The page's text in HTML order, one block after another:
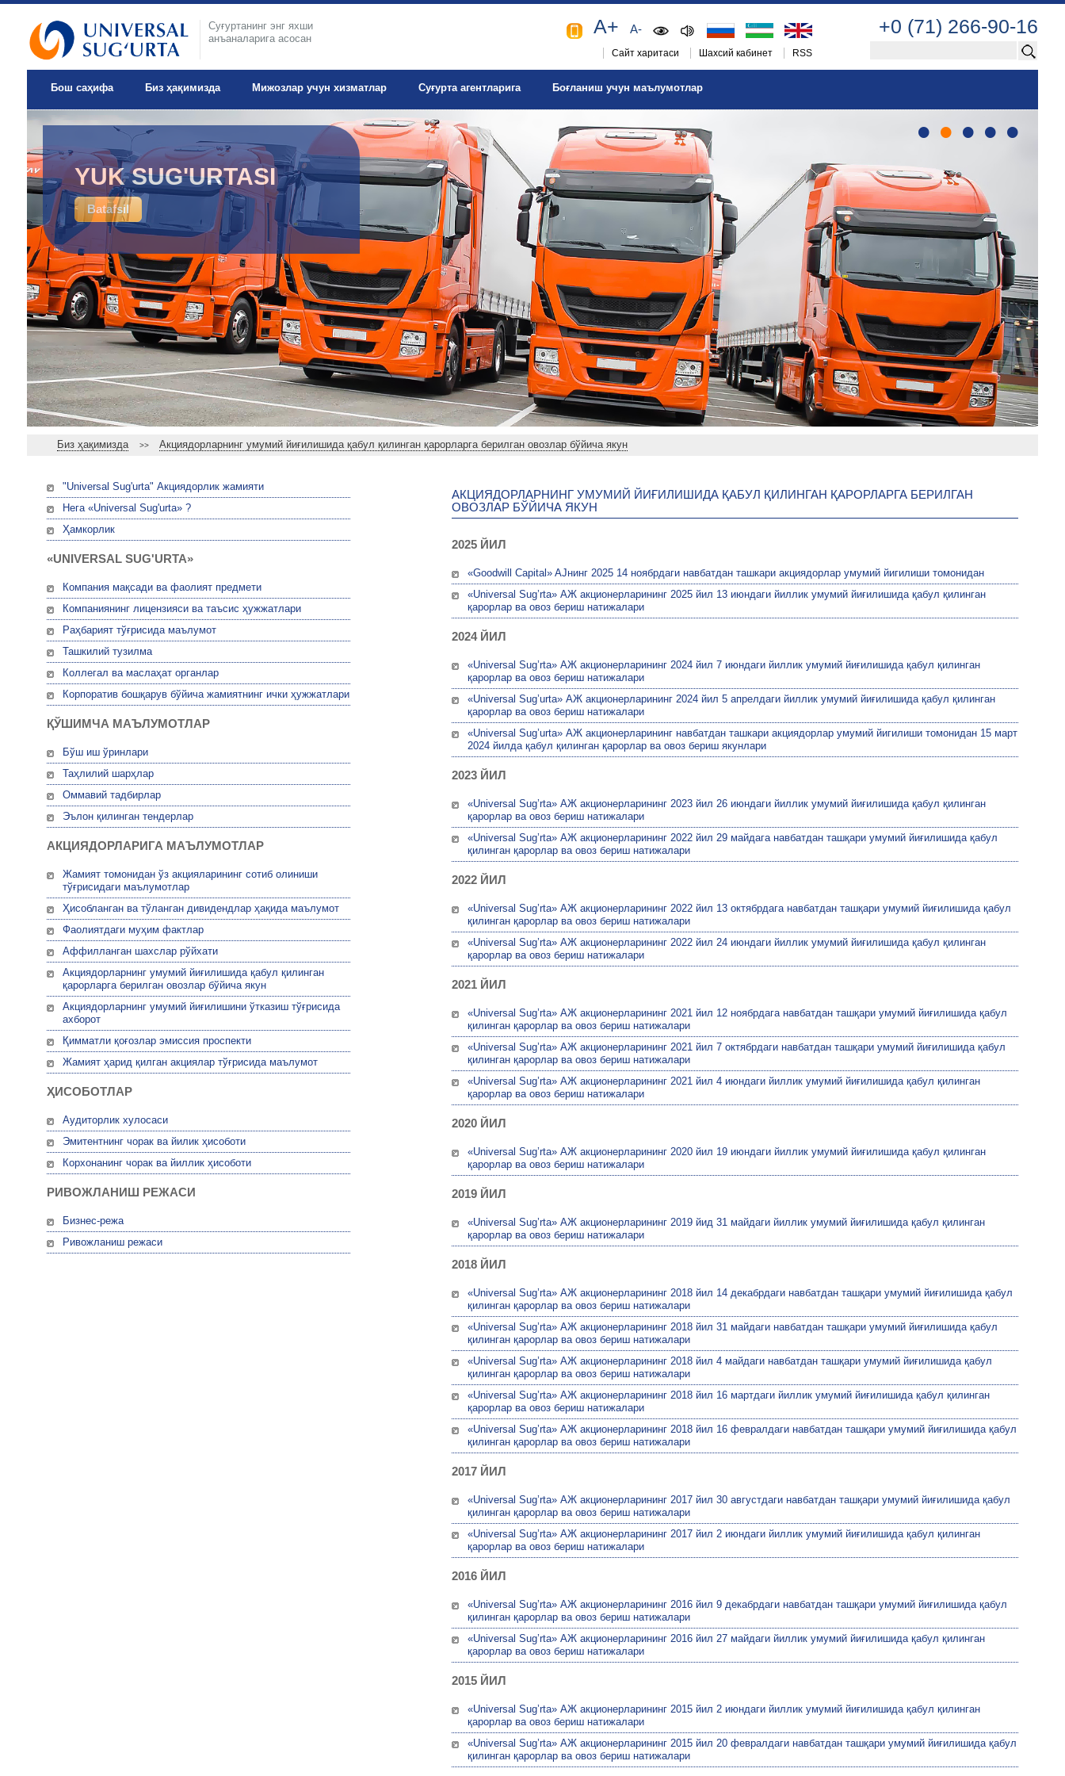
Суғуртанинг энг яхши
анъаналарига асосан
+0 (71) 266-90-16
A+ A-
Сайт харитаси Шахсий кабинет RSS
Бош саҳифа Биз ҳақимизда Мижозлар учун хизматлар Суғурта агентларига Боғланиш учун маълумотлар
IXTIYORIY TIBBIY
SUG'URTA
Batafsil
YUK SUG'URTASI
Batafsil
• • • • •
Биз ҳақимизда >> Акциядорларнинг умумий йиғилишида қабул қилинган қарорларга берилган овозлар бўйича якун
"Universal Sug'urta" Акциядорлик жамияти
Нега «Universal Sug'urta» ?
Ҳамкорлик
«UNIVERSAL SUG'URTA»
Компания мақсади ва фаолият предмети
Компаниянинг лицензияси ва таъсис ҳужжатлари
Раҳбарият тўғрисида маълумот
Ташкилий тузилма
Коллегал ва маслаҳат органлар
Корпоратив бошқарув бўйича жамиятнинг ички ҳужжатлари
ҚЎШИМЧА МАЪЛУМОТЛАР
Бўш иш ўринлари
Таҳлилий шарҳлар
Оммавий тадбирлар
Эълон қилинган тендерлар
АКЦИЯДОРЛАРИГА МАЪЛУМОТЛАР
Жамият томонидан ўз акцияларининг сотиб олиниши
тўғрисидаги маълумотлар
Ҳисобланган ва тўланган дивидендлар ҳақида маълумот
Фаолиятдаги муҳим фактлар
Аффилланган шахслар рўйхати
Акциядорларнинг умумий йиғилишида қабул қилинган
қарорларга берилган овозлар бўйича якун
Акциядорларнинг умумий йиғилишини ўтказиш тўғрисида
ахборот
Қимматли қоғозлар эмиссия проспекти
Жамият ҳарид қилган акциялар тўғрисида маълумот
ҲИСОБОТЛАР
Аудиторлик хулосаси
Эмитентнинг чорак ва йилик ҳисоботи
Корхонанинг чорак ва йиллик ҳисоботи
РИВОЖЛАНИШ РЕЖАСИ
Бизнес-режа
Ривожланиш режаси
АКЦИЯДОРЛАРНИНГ УМУМИЙ ЙИҒИЛИШИДА ҚАБУЛ ҚИЛИНГАН ҚАРОРЛАРГА БЕРИЛГАН
ОВОЗЛАР БЎЙИЧА ЯКУН
2025 ЙИЛ
«Goodwill Capital» AJнинг 2025 14 ноябрдаги навбатдан ташкари акциядорлар умумий йигилиши томонидан
«Universal Sug’rta» АЖ акционерларининг 2025 йил 13 июндаги йиллик умумий йиғилишида қабул қилинган
қарорлар ва овоз бериш натижалари
2024 ЙИЛ
«Universal Sug’rta» АЖ акционерларининг 2024 йил 7 июндаги йиллик умумий йиғилишида қабул қилинган
қарорлар ва овоз бериш натижалари
«Universal Sug’urta» АЖ акционерларининг 2024 йил 5 апрелдаги йиллик умумий йиғилишида қабул қилинган
қарорлар ва овоз бериш натижалари
«Universal Sug’urta» АЖ акционерларининг навбатдан ташкари акциядорлар умумий йигилиши томонидан 15 март
2024 йилда қабул қилинган қарорлар ва овоз бериш якунлари
2023 ЙИЛ
«Universal Sug’rta» АЖ акционерларининг 2023 йил 26 июндаги йиллик умумий йиғилишида қабул қилинган
қарорлар ва овоз бериш натижалари
«Universal Sug’rta» АЖ акционерларининг 2022 йил 29 майдага навбатдан ташқари умумий йиғилишида қабул
қилинган қарорлар ва овоз бериш натижалари
2022 ЙИЛ
«Universal Sug’rta» АЖ акционерларининг 2022 йил 13 октябрдага навбатдан ташқари умумий йиғилишида қабул
қилинган қарорлар ва овоз бериш натижалари
«Universal Sug’rta» АЖ акционерларининг 2022 йил 24 июндаги йиллик умумий йиғилишида қабул қилинган
қарорлар ва овоз бериш натижалари
2021 ЙИЛ
«Universal Sug’rta» АЖ акционерларининг 2021 йил 12 ноябрдага навбатдан ташқари умумий йиғилишида қабул
қилинган қарорлар ва овоз бериш натижалари
«Universal Sug’rta» АЖ акционерларининг 2021 йил 7 октябрдаги навбатдан ташқари умумий йиғилишида қабул
қилинган қарорлар ва овоз бериш натижалари
«Universal Sug’rta» АЖ акционерларининг 2021 йил 4 июндаги йиллик умумий йиғилишида қабул қилинган
қарорлар ва овоз бериш натижалари
2020 ЙИЛ
«Universal Sug’rta» АЖ акционерларининг 2020 йил 19 июндаги йиллик умумий йиғилишида қабул қилинган
қарорлар ва овоз бериш натижалари
2019 ЙИЛ
«Universal Sug’rta» АЖ акционерларининг 2019 йид 31 майдаги йиллик умумий йиғилишида қабул қилинган
қарорлар ва овоз бериш натижалари
2018 ЙИЛ
«Universal Sug’rta» АЖ акционерларининг 2018 йил 14 декабрдаги навбатдан ташқари умумий йиғилишида қабул
қилинган қарорлар ва овоз бериш натижалари
«Universal Sug’rta» АЖ акционерларининг 2018 йил 31 майдаги навбатдан ташқари умумий йиғилишида қабул
қилинган қарорлар ва овоз бериш натижалари
«Universal Sug’rta» АЖ акционерларининг 2018 йил 4 майдаги навбатдан ташқари умумий йиғилишида қабул
қилинган қарорлар ва овоз бериш натижалари
«Universal Sug’rta» АЖ акционерларининг 2018 йил 16 мартдаги йиллик умумий йиғилишида қабул қилинган
қарорлар ва овоз бериш натижалари
«Universal Sug’rta» АЖ акционерларининг 2018 йил 16 февралдаги навбатдан ташқари умумий йиғилишида қабул
қилинган қарорлар ва овоз бериш натижалари
2017 ЙИЛ
«Universal Sug’rta» АЖ акционерларининг 2017 йил 30 августдаги навбатдан ташқари умумий йиғилишида қабул
қилинган қарорлар ва овоз бериш натижалари
«Universal Sug’rta» АЖ акционерларининг 2017 йил 2 июндаги йиллик умумий йиғилишида қабул қилинган
қарорлар ва овоз бериш натижалари
2016 ЙИЛ
«Universal Sug’rta» АЖ акционерларининг 2016 йил 9 декабрдаги навбатдан ташқари умумий йиғилишида қабул
қилинган қарорлар ва овоз бериш натижалари
«Universal Sug’rta» АЖ акционерларининг 2016 йил 27 майдаги йиллик умумий йиғилишида қабул қилинган
қарорлар ва овоз бериш натижалари
2015 ЙИЛ
«Universal Sug’rta» АЖ акционерларининг 2015 йил 2 июндаги йиллик умумий йиғилишида қабул қилинган
қарорлар ва овоз бериш натижалари
«Universal Sug’rta» АЖ акционерларининг 2015 йил 20 февралдаги навбатдан ташқари умумий йиғилишида қабул
қилинган қарорлар ва овоз бериш натижалари